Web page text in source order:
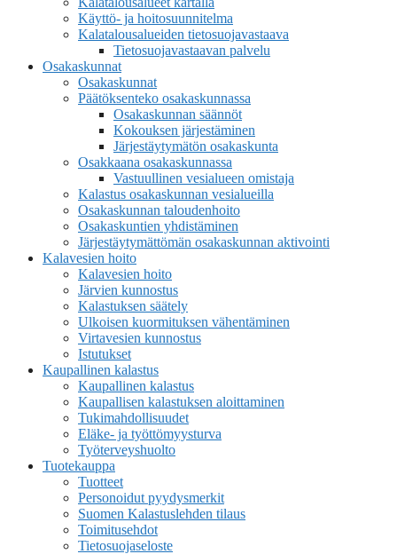
Käyttö- ja hoitosuunnitelma
Kalatalousalueiden tietosuojavastaava
Tietosuojavastaavan palvelu
Osakaskunnat
Osakaskunnat
Päätöksenteko osakaskunnassa
Osakaskunnan säännöt
Kokouksen järjestäminen
Järjestäytymätön osakaskunta
Osakkaana osakaskunnassa
Vastuullinen vesialueen omistaja
Kalastus osakaskunnan vesialueilla
Osakaskunnan taloudenhoito
Osakaskuntien yhdistäminen
Järjestäytymättömän osakaskunnan aktivointi
Kalavesien hoito
Kalavesien hoito
Järvien kunnostus
Kalastuksen säätely
Ulkoisen kuormituksen vähentäminen
Virtavesien kunnostus
Istutukset
Kaupallinen kalastus
Kaupallinen kalastus
Kaupallisen kalastuksen aloittaminen
Tukimahdollisuudet
Eläke- ja työttömyysturva
Työterveyshuolto
Tuotekauppa
Tuotteet
Personoidut pyydysmerkit
Suomen Kalastuslehden tilaus
Toimitusehdot
Tietosuojaseloste